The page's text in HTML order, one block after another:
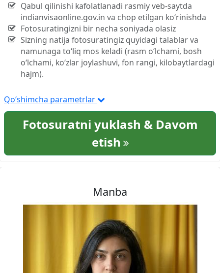
Qabul qilinishi kafolatlanadi rasmiy veb-saytda
indianvisaonline.gov.in va chop etilgan ko‘rinishda
Fotosuratingizni bir necha soniyada olasiz
Sizning natija fotosuratingiz quyidagi talablar va
namunaga to‘liq mos keladi (rasm o‘lchami, bosh
o‘lchami, ko‘zlar joylashuvi, fon rangi, kilobaytlardagi
hajm).
Qo‘shimcha parametrlar
Fotosuratni yuklash & Davom
etish
Manba